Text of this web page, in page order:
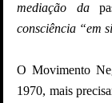
mediação da
consciência “em
O Movimento
1970, mais